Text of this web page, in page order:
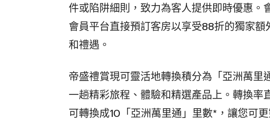
件或陷阱細則，致力為客人提供即時優惠。
會員平台直接預訂客房以享受88折的獨家
和禮遇。
帝盛禮賞現可靈活地轉換積分為「亞洲萬里
一趟精彩旅程、體驗和精選產品上。轉換率
可轉換成10「亞洲萬里通」里數*，讓您可